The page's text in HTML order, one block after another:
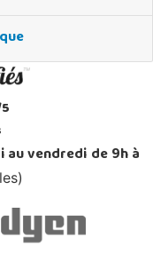
5
au vendredi de 9h à